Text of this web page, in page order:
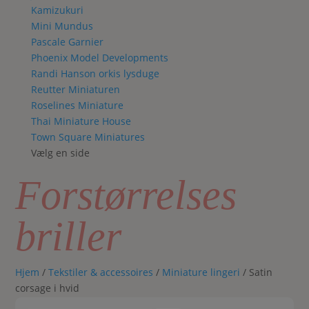
Kamizukuri
Mini Mundus
Pascale Garnier
Phoenix Model Developments
Randi Hanson orkis lysduge
Reutter Miniaturen
Roselines Miniature
Thai Miniature House
Town Square Miniatures
Vælg en side
Forstørrelses
briller
Hjem /Tekstiler & accessoires / Miniature lingeri / Satin
corsage i hvid